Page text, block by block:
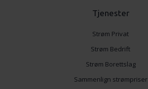
Tjenester
Strøm Privat
Strøm Bedrift
Strøm Borettslag
Sammenlign strømpriser